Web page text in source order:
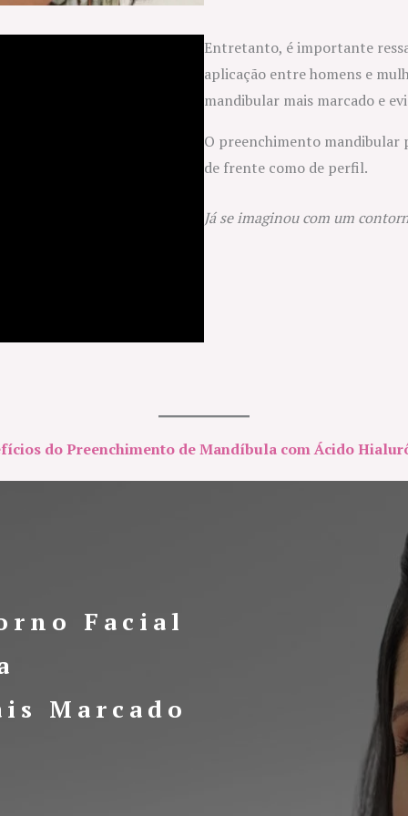
Entretanto, é importante
aplicação entre homens e
mandibular mais marcado e
O preenchimento mandibular
de frente como de perfil.
Já se imaginou com um
do Preenchimento de Mandíbula com Ácido
Facial
Marcado